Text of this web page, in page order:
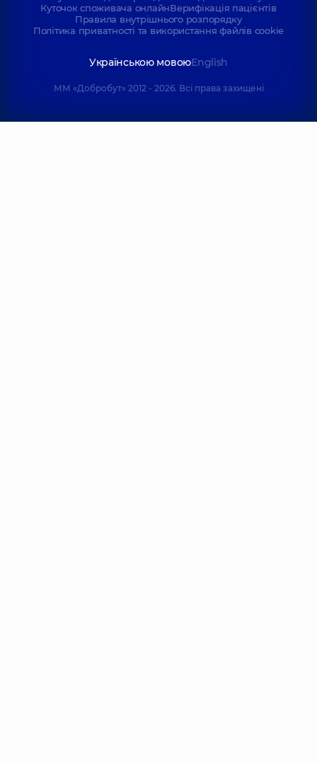
Куточок споживача онлайнВерифікація пацієнтів
Правила внутрішнього розпорядку
Політика приватності та використання файлів cookie
Українською мовоюEnglish
ММ «Добробут» 2012 - 2026. Всі права захищені